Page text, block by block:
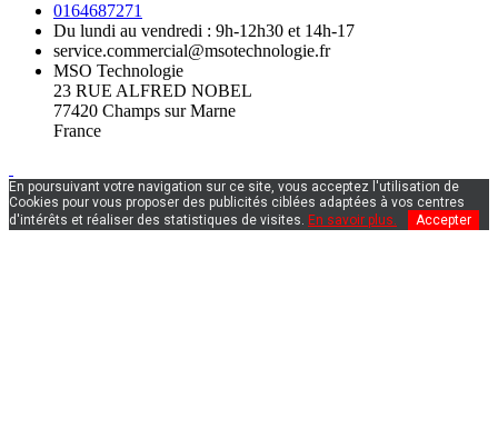
0164687271
Du lundi au vendredi : 9h-12h30 et 14h-17
service.commercial@msotechnologie.fr
MSO Technologie
23 RUE ALFRED NOBEL
77420 Champs sur Marne
France
En poursuivant votre navigation sur ce site, vous acceptez l'utilisation de
Cookies pour vous proposer des publicités ciblées adaptées à vos centres
d'intérêts et réaliser des statistiques de visites. En savoir plus. Accepter